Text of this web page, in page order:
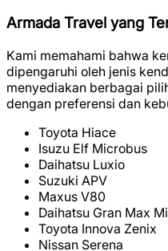
Armada Travel yang
Kami memahami bahwa
dipengaruhi oleh jenis
menyediakan berbagai
dengan preferensi dan
Toyota Hiace
Isuzu Elf Microbus
Daihatsu Luxio
Suzuki APV
Maxus V80
Daihatsu Gran Max
Toyota Innova Zenix
Nissan Serena